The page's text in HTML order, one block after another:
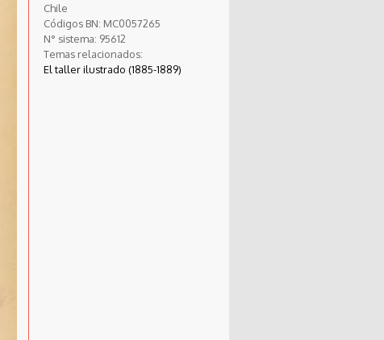
Chile
Códigos BN: MC0057265
N° sistema: 95612
Temas relacionados:
El taller ilustrado (1885-1889)